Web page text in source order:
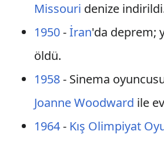
Missouri denize
1950-İran'da deprem;
öldü.
1958- Sinema
Joanne Woodward ile
1964- Kış Olimpiyat